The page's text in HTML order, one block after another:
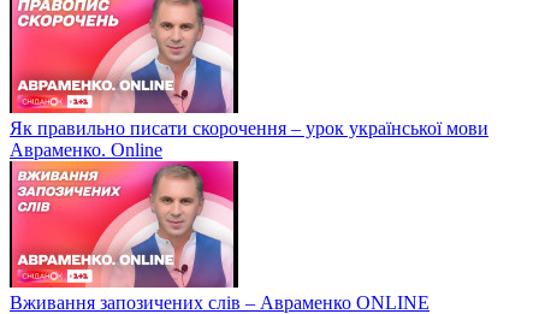
Як правильно писати скорочення – урок української мови
Авраменко. Online
Вживання запозичених слів – Авраменко ONLINE